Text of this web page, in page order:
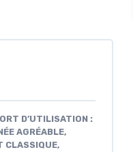
D’UTILISATION :
AGRÉABLE,
CLASSIQUE,